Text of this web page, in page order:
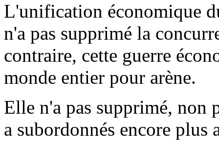
L'unification économique
n'a pas supprimé la
contraire, cette guerre
monde entier pour arène.
Elle n'a pas supprimé, non
a subordonnés encore plus